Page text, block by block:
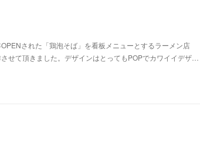
された「鶏泡そば」を看板メニューとするラーメン店
せて頂きました。デザインはとってもPOPでカワイイデザ…